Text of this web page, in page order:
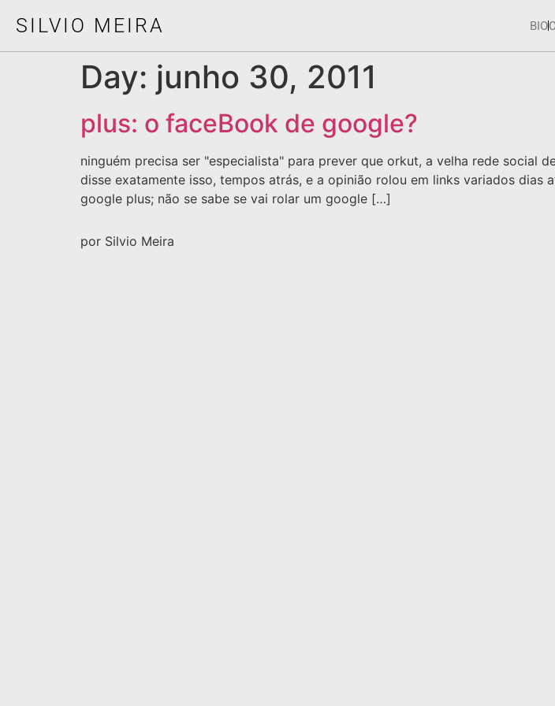
SILVIO MEIRA BIO
Day: junho 30, 2011
plus: o faceBook de google?
ninguém precisa ser "especialista" para prever que orkut, a velha rede social
disse exatamente isso, tempos atrás, e a opinião rolou em links variados
google plus; não se sabe se vai rolar um google […]
por Silvio Meira